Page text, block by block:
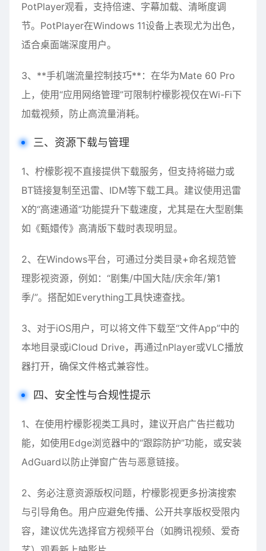
PotPlayer观看，支持倍速、字幕加载、清晰度调
节。PotPlayer在Windows 11设备上表现尤为出色，
适合桌面端深度用户。
3、**手机端流量控制技巧**：在华为Mate 60 Pro
上，使用“应用网络管理”可限制柠檬影视仅在Wi-Fi下
加载视频，防止高流量消耗。
三、资源下载与管理
1、柠檬影视不直接提供下载服务，但支持将磁力或
BT链接复制至迅雷、IDM等下载工具。建议使用迅雷
X的“高速通道”功能提升下载速度，尤其是在大型剧集
如《甄嬛传》高清版下载时表现明显。
2、在Windows平台，可通过分类目录+命名规范管
理影视资源，例如：“剧集/中国大陆/庆余年/第1
季/”。搭配如Everything工具快速查找。
3、对于iOS用户，可以将文件下载至“文件App”中的
本地目录或iCloud Drive，再通过nPlayer或VLC播放
器打开，确保文件格式兼容性。
四、安全性与合规性提示
1、在使用柠檬影视类工具时，建议开启广告拦截功
能，如使用Edge浏览器中的“跟踪防护”功能，或安装
AdGuard以防止弹窗广告与恶意链接。
2、务必注意资源版权问题，柠檬影视更多扮演搜索
与引导角色。用户应避免传播、公开共享版权受限内
容，建议优先选择官方视频平台（如腾讯视频、爱奇